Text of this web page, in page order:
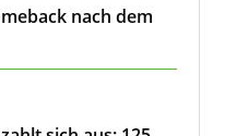
nach dem